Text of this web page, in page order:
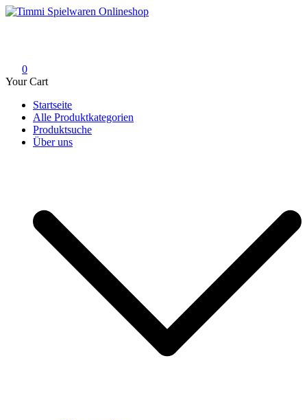
Skip
0
Your Cart
Startseite
Alle Produktkategorien
Produktsuche
Über uns